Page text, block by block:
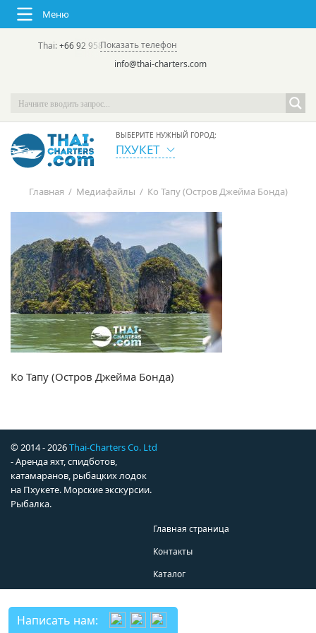
Меню
Thai:+66 92 958 8644(rus/eng) | в России:
Показать телефон
info@thai-charters.com
ВЫБЕРИТЕ НУЖНЫЙ ГОРОД:
ПХУКЕТ
Главная / Медиафайлы / Ко Тапу (Остров Джейма Бонда)
Ко Тапу (Остров Джейма Бонда)
© 2014 - 2026Thai-Charters Co. Ltd
- Аренда яхт, спидботов,
катамаранов, рыбацких лодок
на Пхукете. Морские экскурсии.
Рыбалка.
Главная страница
Контакты
Каталог
Написать нам: